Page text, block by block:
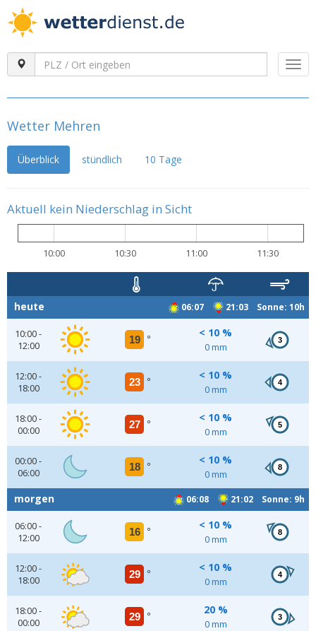
Wetter Mehren
Überblick stündlich 10 Tage
Aktuell kein Niederschlag in Sicht
10:00 10:30 11:00 11:30
06:07 21:03 Sonne: 10h
heute
10:00 -
12:00
19 °
< 10 %
0 mm
3
12:00 -
18:00
23 °
< 10 %
0 mm
4
18:00 -
00:00
27 °
< 10 %
0 mm
5
00:00 -
06:00
18 °
< 10 %
0 mm
8
06:08 21:02 Sonne: 9h
morgen
06:00 -
12:00
16 °
< 10 %
0 mm
8
12:00 -
18:00
29 °
< 10 %
0 mm
4
18:00 -
00:00
29 °
20 %
0 mm
3